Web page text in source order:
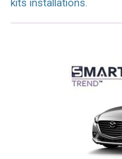
kits installations.